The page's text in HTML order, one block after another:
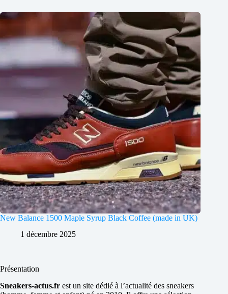
New Balance 1500 Maple Syrup Black Coffee (made in UK)
1 décembre 2025
Présentation
Sneakers-actus.fr est un site dédié à l’actualité des sneakers